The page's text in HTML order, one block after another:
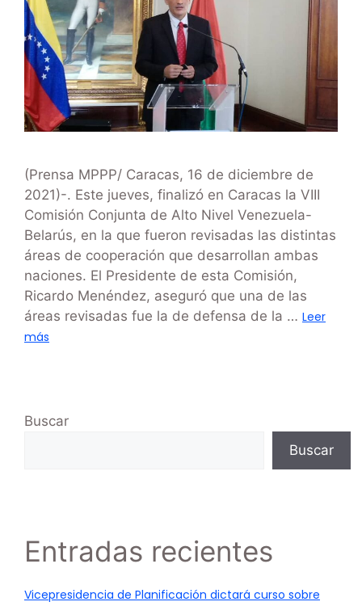
(Prensa MPPP/ Caracas, 16 de diciembre de
2021)-. Este jueves, finalizó en Caracas la VIII
Comisión Conjunta de Alto Nivel Venezuela-
Belarús, en la que fueron revisadas las distintas
áreas de cooperación que desarrollan ambas
naciones. El Presidente de esta Comisión,
Ricardo Menéndez, aseguró que una de las
áreas revisadas fue la de defensa de la … Leer
más
Buscar
Buscar
Entradas recientes
Vicepresidencia de Planificación dictará curso sobre